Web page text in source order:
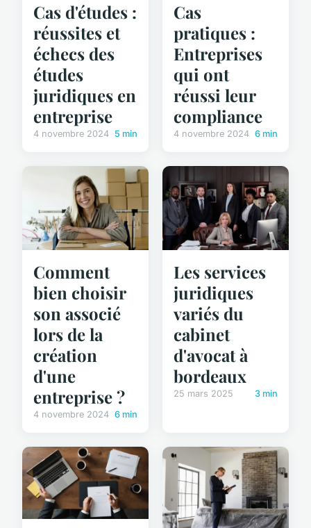
Cas d'études :
réussites et
échecs des
études
juridiques en
entreprise
4 novembre 2024 5 min
Cas
pratiques :
Entreprises
qui ont
réussi leur
compliance
4 novembre 2024 6 min
Comment
bien choisir
son associé
lors de la
création
d'une
entreprise ?
4 novembre 2024 6 min
Les services
juridiques
variés du
cabinet
d'avocat à
bordeaux
25 mars 2025 3 min